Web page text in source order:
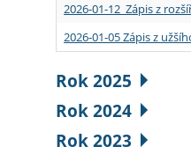
2026-01-12 Zápis z
2026-01-05 Zápis z
Rok 2025
Rok 2024
Rok 2023